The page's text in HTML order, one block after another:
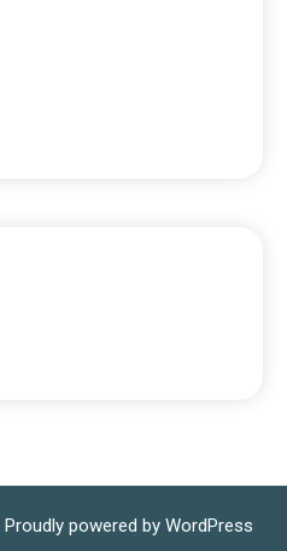
Proudly powered by WordPress